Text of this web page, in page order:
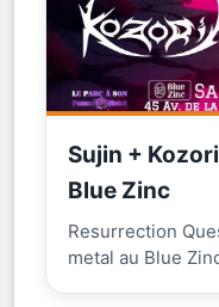
Sujin +
Blue Zinc
Resurrection
metal au Blue